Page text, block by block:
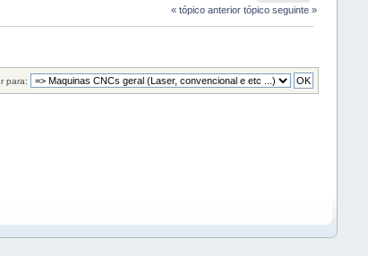
« tópico anterior tópico seguinte »
Ir para: